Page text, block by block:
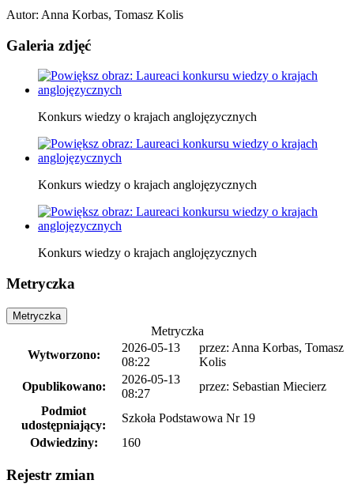
Autor: Anna Korbas, Tomasz Kolis
Galeria zdjęć
Konkurs wiedzy o krajach anglojęzycznych
Konkurs wiedzy o krajach anglojęzycznych
Konkurs wiedzy o krajach anglojęzycznych
Metryczka
Metryczka
Metryczka
Wytworzono:
2026-05-13
08:22
przez: Anna Korbas, Tomasz
Kolis
Opublikowano:
2026-05-13
08:27
przez: Sebastian Miecierz
Podmiot
udostępniający:
Szkoła Podstawowa Nr 19
Odwiedziny:
160
Rejestr zmian